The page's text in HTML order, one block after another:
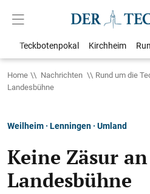
Teckbotenpokal Kirchheim
Home Nachrichten Rund um die
Landesbühne
Weilheim · Lenningen · Umland
Keine Zäsur
Landesbühne